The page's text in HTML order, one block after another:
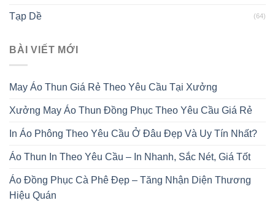
Tạp Dề (64)
BÀI VIẾT MỚI
May Áo Thun Giá Rẻ Theo Yêu Cầu Tại Xưởng
Xưởng May Áo Thun Đồng Phục Theo Yêu Cầu Giá Rẻ
In Áo Phông Theo Yêu Cầu Ở Đâu Đẹp Và Uy Tín Nhất?
Áo Thun In Theo Yêu Cầu – In Nhanh, Sắc Nét, Giá Tốt
Áo Đồng Phục Cà Phê Đẹp – Tăng Nhận Diện Thương
Hiệu Quán